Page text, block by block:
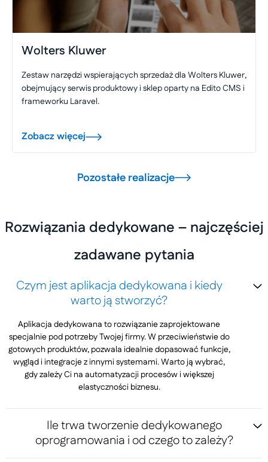
Wolters Kluwer
Zestaw narzędzi wspierających sprzedaż dla Wolters Kluwer,
obejmujący serwis produktowy i sklep oparty na Edito CMS i
frameworku Laravel.
Zobacz więcej
Pozostałe realizacje
Rozwiązania dedykowane – najczęściej
zadawane pytania
Czym jest aplikacja dedykowana i kiedy
warto ją stworzyć?
Aplikacja dedykowana to rozwiązanie zaprojektowane
specjalnie pod potrzeby Twojej firmy. W przeciwieństwie do
gotowych produktów, pozwala idealnie dopasować funkcje,
wygląd i integracje z innymi systemami. Warto ją wybrać,
gdy zależy Ci na automatyzacji procesów i większej
elastyczności biznesu.
Ile trwa tworzenie dedykowanego
oprogramowania i od czego to zależy?